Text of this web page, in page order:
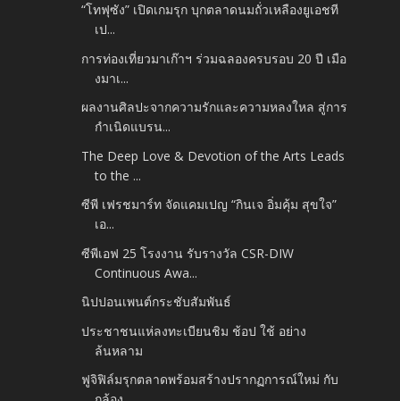
“โทฟุซัง” เปิดเกมรุก บุกตลาดนมถั่วเหลืองยูเอชที
เป...
การท่องเที่ยวมาเก๊าฯ ร่วมฉลองครบรอบ 20 ปี เมือ
งมาเ...
ผลงานศิลปะจากความรักและความหลงใหล สู่การ
กำเนิดแบรน...
The Deep Love & Devotion of the Arts Leads
to the ...
ซีพี เฟรชมาร์ท จัดแคมเปญ “กินเจ อิ่มคุ้ม สุขใจ”
เอ...
ซีพีเอฟ 25 โรงงาน รับรางวัล CSR-DIW
Continuous Awa...
นิปปอนเพนต์กระชับสัมพันธ์
ประชาชนแห่ลงทะเบียนชิม ช้อป ใช้ อย่าง
ล้นหลาม
ฟูจิฟิล์มรุกตลาดพร้อมสร้างปรากฏการณ์ใหม่ กับ